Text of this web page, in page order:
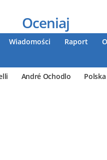
Oceniaj
Wiadomości Raport
André Ochodlo